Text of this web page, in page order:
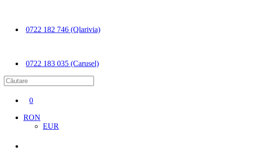
0722 182 746 (Qlarivia)
0722 183 035 (Carusel)
0
RON
EUR